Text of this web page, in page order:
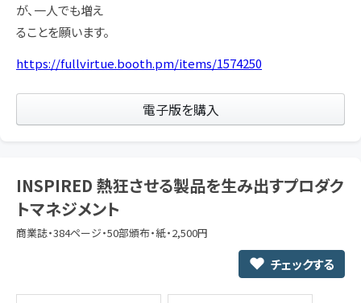
が、一人でも増え
ることを願います。
https://fullvirtue.booth.pm/items/1574250
電子版を購入
INSPIRED 熱狂させる製品を生み出すプロダク
トマネジメント
商業誌・384ページ・50部頒布・紙・2,500円
チェックする